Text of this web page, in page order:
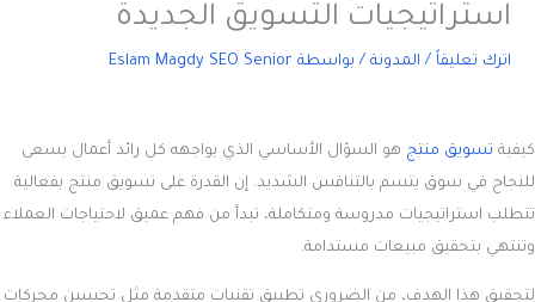
استراتيجيات التسويق الجديدة
اترك تعليقاً / المدونة / بواسطة Eslam Magdy SEO Senior
كيفية تسويق منتج هو السؤال الأساسي الذي يواجهه كل رائد أعمال يسعى
للنجاح في سوق يتسم بالتنافس الشديد. إن القدرة على تسويق منتج بفعالية
تتطلب استراتيجيات مدروسة ومتكاملة، تبدأ من فهم عميق لاحتياجات العملاء
وتنتهي بتحقيق مبيعات مستدامة.
لتحقيق هذا الهدف، من الضروري تطبيق تقنيات متقدمة مثل تحسين محركات